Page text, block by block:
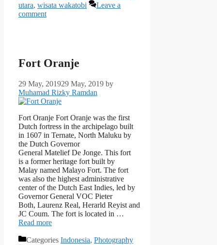
utara, wisata wakatobi
Leave a
comment
Fort Oranje
29 May, 201929 May, 2019 by
Muhamad Rizky Ramdan
Fort Oranje Fort Oranje was the first
Dutch fortress in the archipelago built
in 1607 in Ternate, North Maluku by
the Dutch Governor
General Matelief De Jonge. This fort
is a former heritage fort built by
Malay named Malayo Fort. The fort
was also the highest administrative
center of the Dutch East Indies, led by
Governor General VOC Pieter
Both, Laurenz Real, Herarld Reyist and
JC Coum. The fort is located in …
Read more
Categories Indonesia, Photography